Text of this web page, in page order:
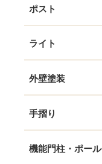
ポスト
ライト
外壁塗装
手摺り
機能門柱・ポール